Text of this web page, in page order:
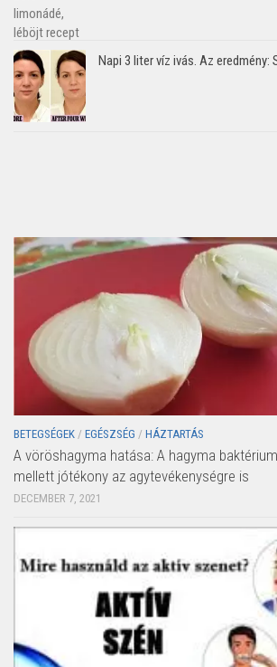
Napi 3 liter víz ivás. Az eredmény:
BETEGSÉGEK / EGÉSZSÉG / HÁZTARTÁS
A vöröshagyma hatása: A hagyma
mellett jótékony az agytevékenységre is
DECEMBER 7, 2021